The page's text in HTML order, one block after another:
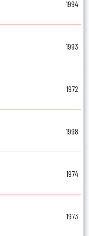
1994
1993
1972
1998
1974
1973